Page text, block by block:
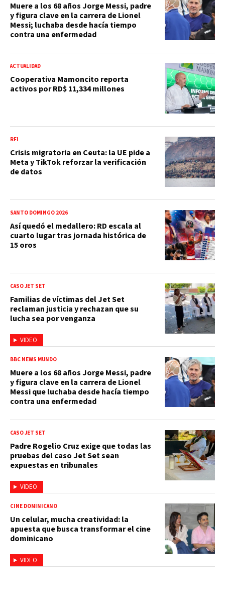
Muere a los 68 años Jorge Messi, padre
y figura clave en la carrera de Lionel
Messi; luchaba desde hacía tiempo
contra una enfermedad
ACTUALIDAD
Cooperativa Mamoncito reporta
activos por RD$ 11,334 millones
RFI
Crisis migratoria en Ceuta: la UE pide a
Meta y TikTok reforzar la verificación
de datos
SANTO DOMINGO 2026
Así quedó el medallero: RD escala al
cuarto lugar tras jornada histórica de
15 oros
VIDEO
CASO JET SET
Familias de víctimas del Jet Set
reclaman justicia y rechazan que su
lucha sea por venganza
BBC NEWS MUNDO
Muere a los 68 años Jorge Messi, padre
y figura clave en la carrera de Lionel
Messi que luchaba desde hacía tiempo
contra una enfermedad
VIDEO
CASO JET SET
Padre Rogelio Cruz exige que todas las
pruebas del caso Jet Set sean
expuestas en tribunales
VIDEO
CINE DOMINICANO
Un celular, mucha creatividad: la
apuesta que busca transformar el cine
dominicano